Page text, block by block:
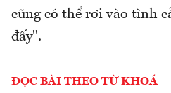
cũng có thể rơi vào tình
đấy".
ĐỌC BÀI THEO TỪ KHOÁ